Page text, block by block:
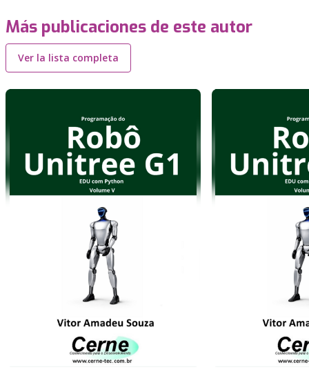
Más publicaciones de este autor
Ver la lista completa